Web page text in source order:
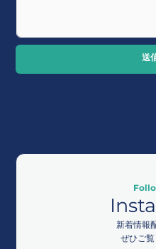
送
新着情報
ぜひご覧